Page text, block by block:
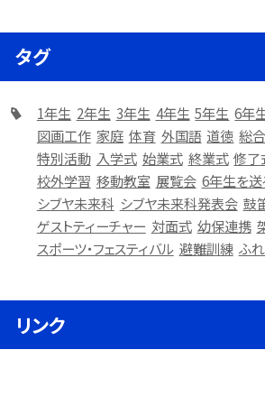
タグ
1年生 2年生 3年生 4年生 5年生 6年
図画工作 家庭 体育 外国語 道徳 総
特別活動 入学式 始業式 終業式 修了
校外学習 移動教室 展覧会 6年生を送
シブヤ未来科 シブヤ未来科発表会 鼓
ゲストティーチャー 対面式 幼保連携
スポーツ・フェスティバル 避難訓練 ふ
リンク